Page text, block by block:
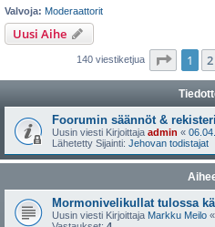
Valvoja: Moderaattorit
Uusi Aihe
140 viestiketjua Sivu /7
1 2
Foorumin säännöt &
Uusin viesti Kirjoittaja admin «
Lähetetty Sijainti: Jehovan todistajat
Mormonivelikullat tulossa
Uusin viesti Kirjoittaja Markku Meilo «